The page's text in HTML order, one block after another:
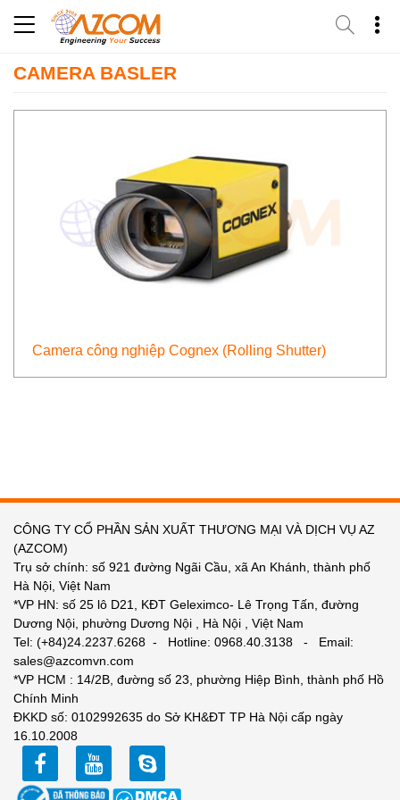
CAMERA BASLER
Camera công nghiệp Cognex (Rolling Shutter)
CÔNG TY CỔ PHẦN SẢN XUẤT THƯƠNG MẠI VÀ DỊCH VỤ AZ
(AZCOM)
Trụ sở chính: số 921 đường Ngãi Cầu, xã An Khánh, thành phố
Hà Nội, Việt Nam
*VP HN: số 25 lô D21, KĐT Geleximco- Lê Trọng Tấn, đường
Dương Nội, phường Dương Nội , Hà Nội , Việt Nam
Tel: (+84)24.2237.6268 - Hotline: 0968.40.3138 - Email:
sales@azcomvn.com
*VP HCM : 14/2B, đường số 23, phường Hiệp Bình, thành phố Hồ
Chính Minh
ĐKKD số: 0102992635 do Sở KH&ĐT TP Hà Nội cấp ngày
16.10.2008
facebookyoutube zalo